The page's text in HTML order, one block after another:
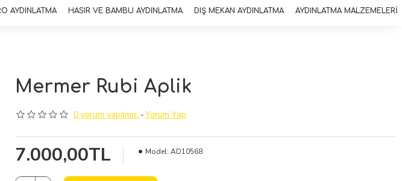
AYDINLATMA HASIR VE BAMBU AYDINLATMA DIŞ MEKAN AYDINLATMA AYDINLATMA MALZEMELERİ
Mermer Rubi Aplik
0 yorum yapılmış. -Yorum Yap
7.000,00TL Model: AD10568